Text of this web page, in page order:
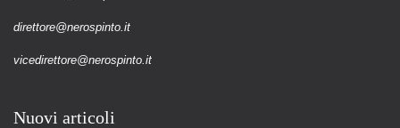
direttore@nerospinto.it
vicedirettore@nerospinto.it
Nuovi articoli